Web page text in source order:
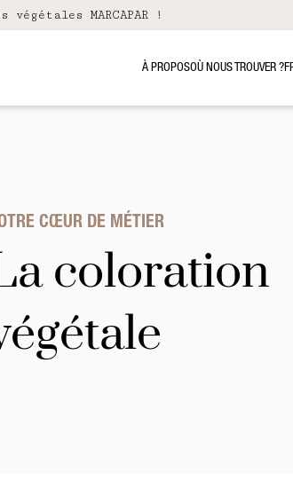
MARCAPAR !
À PROPOSOÙ NOUS TROUVER ?
CŒUR DE MÉTIER
coloration